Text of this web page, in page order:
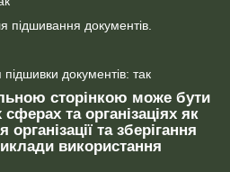
підшивання документів.
документів: так
сторінкою може бути
та організаціях як
та зберігання
використання